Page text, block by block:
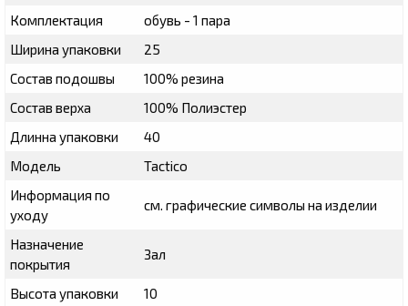
Комплектация
обувь - 1 пара
Ширина упаковки
25
Состав подошвы
100% резина
Состав верха
100% Полиэстер
Длинна упаковки
40
Модель
Tactico
Информация по
уходу
см. графические символы на изделии
Назначение
покрытия
Зал
Высота упаковки
10